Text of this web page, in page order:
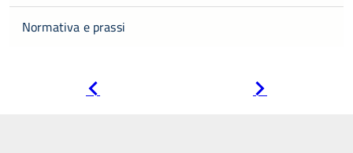
Normativa e prassi